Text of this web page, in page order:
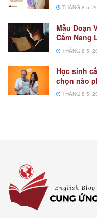
THÁNG 8 5,
Mẫu Đoạn
Cẩm Nang
THÁNG 8 5,
Học sinh
chọn nào
THÁNG 8 5,